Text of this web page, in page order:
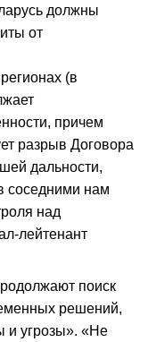
должны
от
(в
причем
разрыв Договора
дальности,
соседними нам
над
лейтенант
поиск
решений,
и угрозы». «Не